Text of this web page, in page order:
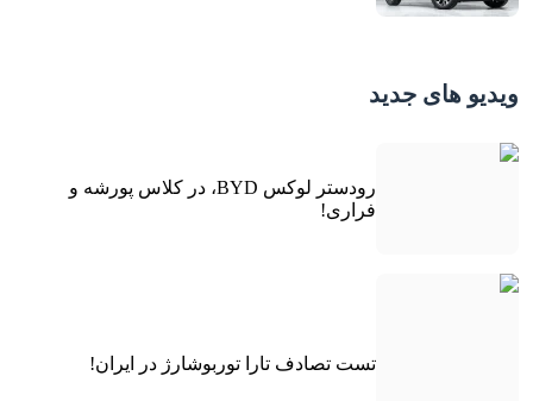
ویدیو های جدید
رودستر لوکس BYD، در کلاس پورشه و
فراری!
تست تصادف تارا توربوشارژ در ایران!